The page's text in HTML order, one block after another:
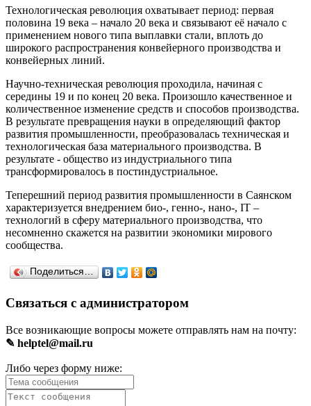
Технологическая революция охватывает период: первая
половина 19 века – начало 20 века и связывают её начало с
применением нового типа выплавки стали, вплоть до
широкого распространения конвейерного производства и
конвейерных линий.
Научно-техническая революция проходила, начиная с
середины 19 и по конец 20 века. Произошло качественное и
количественное изменение средств и способов производства.
В результате превращения науки в определяющий фактор
развития промышленности, преобразовалась техническая и
технологическая база материального производства. В
результате - общество из индустриального типа
трансформировалось в постиндустриальное.
Теперешний период развития промышленности в Саянском
характеризуется внедрением био-, генно-, нано-, IT –
технологий в сферу материального производства, что
несомненно скажется на развитии экономики мирового
сообщества.
Поделиться…
Связаться с администратором
Все возникающие вопросы можете отправлять нам на почту:
✎ helptel@mail.ru
Либо через форму ниже: